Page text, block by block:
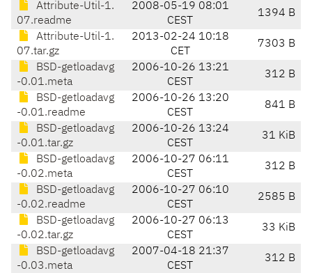
Attribute-Util-1.
07.readme
2008-05-19 08:01
CEST
1394 B
Attribute-Util-1.
07.tar.gz
2013-02-24 10:18
CET
7303 B
BSD-getloadavg
-0.01.meta
2006-10-26 13:21
CEST
312 B
BSD-getloadavg
-0.01.readme
2006-10-26 13:20
CEST
841 B
BSD-getloadavg
-0.01.tar.gz
2006-10-26 13:24
CEST
31 KiB
BSD-getloadavg
-0.02.meta
2006-10-27 06:11
CEST
312 B
BSD-getloadavg
-0.02.readme
2006-10-27 06:10
CEST
2585 B
BSD-getloadavg
-0.02.tar.gz
2006-10-27 06:13
CEST
33 KiB
BSD-getloadavg
-0.03.meta
2007-04-18 21:37
CEST
312 B